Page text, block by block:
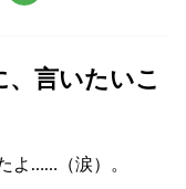
言いたいこ
よ……（涙）。